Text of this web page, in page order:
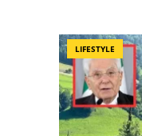
LIFESTYLE